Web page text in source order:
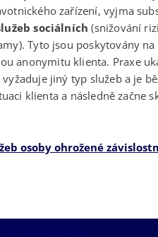
zařízení, vyjma
sociálních(snižování
Tyto jsou poskytovány
anonymitu klienta. Praxe
jiný typ služeb a je
klienta a následně začne
osoby ohrožené